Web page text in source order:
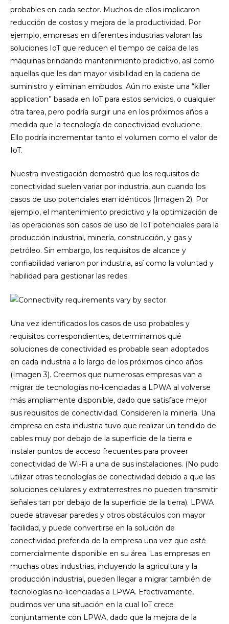
probables en cada sector. Muchos de ellos implicaron
reducción de costos y mejora de la productividad. Por
ejemplo, empresas en diferentes industrias valoran las
soluciones IoT que reducen el tiempo de caída de las
máquinas brindando mantenimiento predictivo, así como
aquellas que les dan mayor visibilidad en la cadena de
suministro y eliminan embudos. Aún no existe una “killer
application” basada en IoT para estos servicios, o cualquier
otra tarea, pero podría surgir una en los próximos años a
medida que la tecnología de conectividad evolucione.
Ello podría incrementar tanto el volumen como el valor de
IoT.
Nuestra investigación demostró que los requisitos de
conectividad suelen variar por industria, aun cuando los
casos de uso potenciales eran idénticos (Imagen 2). Por
ejemplo, el mantenimiento predictivo y la optimización de
las operaciones son casos de uso de IoT potenciales para la
producción industrial, minería, construcción, y gas y
petróleo. Sin embargo, los requisitos de alcance y
confiabilidad variaron por industria, así como la voluntad y
habilidad para gestionar las redes.
Una vez identificados los casos de uso probables y
requisitos correspondientes, determinamos qué
soluciones de conectividad es probable sean adoptados
en cada industria a lo largo de los próximos cinco años
(Imagen 3). Creemos que numerosas empresas van a
migrar de tecnologías no-licenciadas a LPWA al volverse
más ampliamente disponible, dado que satisface mejor
sus requisitos de conectividad. Consideren la minería. Una
empresa en esta industria tuvo que realizar un tendido de
cables muy por debajo de la superficie de la tierra e
instalar puntos de acceso frecuentes para proveer
conectividad de Wi-Fi a una de sus instalaciones. (No pudo
utilizar otras tecnologías de conectividad debido a que las
soluciones celulares y extraterrestres no pueden transmitir
señales tan por debajo de la superficie de la tierra). LPWA
puede atravesar paredes y otros obstáculos con mayor
facilidad, y puede convertirse en la solución de
conectividad preferida de la empresa una vez que esté
comercialmente disponible en su área. Las empresas en
muchas otras industrias, incluyendo la agricultura y la
producción industrial, pueden llegar a migrar también de
tecnologías no-licenciadas a LPWA. Efectivamente,
pudimos ver una situación en la cual IoT crece
conjuntamente con LPWA, dado que la mejora de la